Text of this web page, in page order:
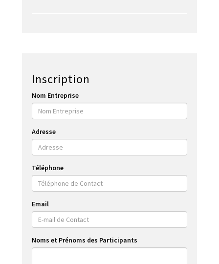
Inscription
Nom Entreprise
Adresse
Téléphone
Email
Noms et Prénoms des Participants